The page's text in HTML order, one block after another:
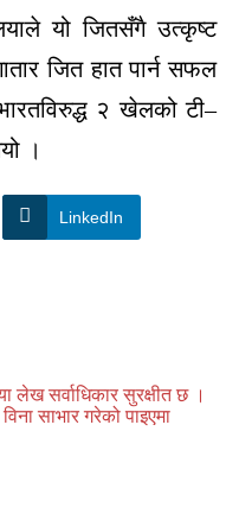
यो जितसँगै उत्कृष्ट
जित हात पार्न सफल
२ खेलको टी–
।
LinkedIn
लेख सर्वाधिकार सुरक्षीत छ ।
साभार गरेको पाइएमा